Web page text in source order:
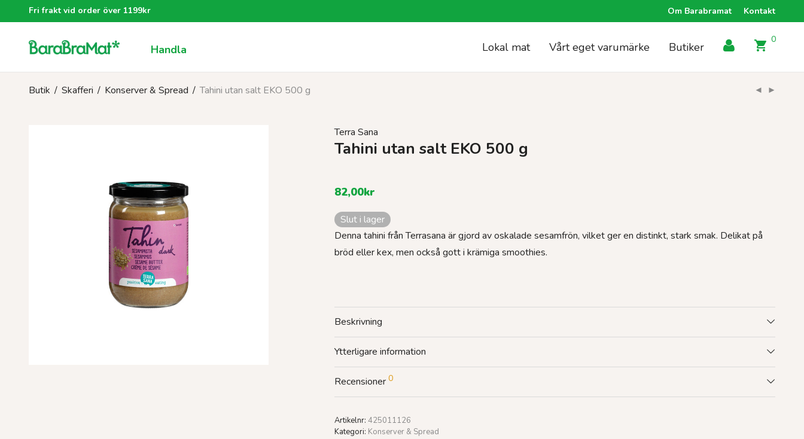
Fri frakt vid order över 1199kr Om Barabramat Kontakt
Handla Lokal mat Vårt eget varumärke Butiker
0
Butik / Skafferi / Konserver & Spread / Tahini utan salt EKO 500 g
Terra Sana
Tahini utan salt EKO 500 g
82,00kr
Slut i lager
Denna tahini från Terrasana är gjord av oskalade sesamfrön, vilket ger en distinkt, stark smak. Delikat på
bröd eller kex, men också gott i krämiga smoothies.
Beskrivning
Ytterligare information
Recensioner 0
Artikelnr: 425011126
Kategori: Konserver & Spread